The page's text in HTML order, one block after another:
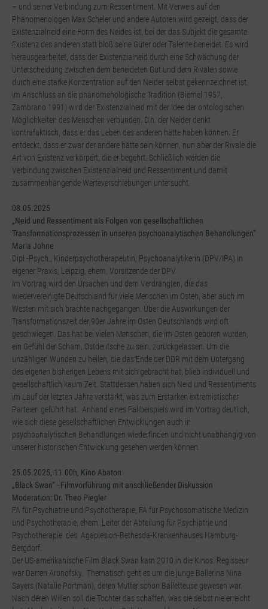
– und seiner Verbindung zum Ressentiment. Mit Verweis auf den
Phänomenologen Max Scheler und andere Autoren wird gezeigt, dass der
Existenzialneid eine Form des Neides ist, bei der das Subjekt die gesamte
Existenz des anderen statt bloß seine Güter oder Talente beneidet. Es wird
herausgearbeitet, dass der Existenzialneid durch eine Schwächung der
Unterscheidung zwischen dem beneideten Gut und dem Rivalen sowie
durch eine starke Konzentration auf den Neider selbst gekennzeichnet ist.
Im Anschluss an die phänomenologische Tradition (Biemel 1957,
Zambrano 1991) wird der Existenzialneid mit der Idee der ontologischen
Möglichkeiten des Menschen verbunden. D.h. der Neider denkt
kontrafaktisch, dass er das Leben des anderen hätte haben können. Er
entdeckt, dass er zwar der andere hätte sein können, nun aber der Rivale die
Art von Existenz verkörpert, die er begehrt. Schließlich werden die
Verbindung zwischen Existenzialneid und Ressentiment und damit
zusammenhängende Werteverschiebungen untersucht.
08.05.2025
„Neid und Ressentiment als Folgen von gesellschaftlichen
Transformationsprozessen in unseren psychoanalytischen Behandlungen“
Maria Johne
Dipl.-Psych., Kinderpsychotherapeutin, Psychoanalytikerin (DPV/IPA) in
eigener Praxis, Leipzig, ehem. Vorsitzende der DPV
Im Vortrag wird den Ursachen und dem Verdrängten, die das
wiedervereinigte Deutschland für viele Menschen im Osten, aber auch im
Westen mit sich brachte nachgegangen. Über die Auswirkungen der
Transformationszeit der 90er Jahre im Osten Deutschlands wird oft
geschwiegen. Das hat bei vielen Menschen, die im Osten geboren wurden,
ein Gefühl der Scham, Ostdeutsche zu sein, zurückgelassen. Um die
unzähligen Wunden zu heilen, die das Ende der DDR mit dem Untergang
des eigenen bisherigen Lebens mit sich gebracht hat, blieb individuell und
gesellschaftlich kaum Zeit. Stattdessen haben sich Neid und Ressentiments
im Lauf der letzten Jahre verstärkt, was zum Erstarken extremistischer
Parteien geführt hat. Anhand eines Fallbeispiels wird im Vortrag deutlich,
wie sich diese gesellschaftlichen Entwicklungen auch in
psychoanalytischen Behandlungen wiederfinden und nicht unabhängig von
unserer historischen Entwicklung gesehen werden können.
25.05.2025, 11.00h, Kino Abaton
„Black Swan“ - Filmvorführung mit anschließender Diskussion
Moderation: Dr. Theo Piegler
FA für Psychiatrie und Psychotherapie, FA für Psychosomatische Medizin
und Psychotherapie, ehem. Leiter der Abteilung für Psychiatrie und
Psychotherapie des Agaplesion-Bethesda-Krankenhauses Hamburg-
Bergdorf.
Der US-amerikanische Film Black Swan kam 2010 in die Kinos. Regisseur
war Darren Aronofsky. Thematisch geht es um die junge Ballerina Nina
Sayers (Natalie Portman), deren Mutter schon Balletteuse gewesen war.
Nach deren Willen soll die Tochter das schaffen, was sie selbst nie erreicht